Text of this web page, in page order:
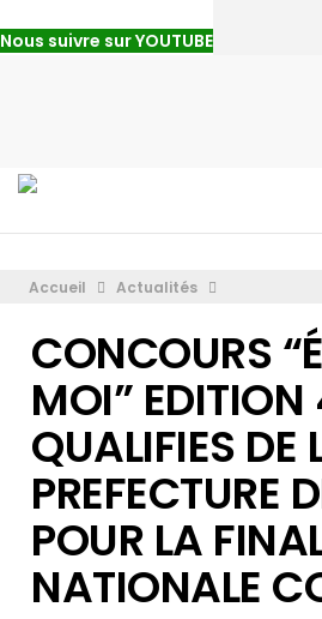
Nous suivre sur YOUTUBE
Accueil Actualités
CONCOURS
MOI” EDITION
QUALIFIES DE
PREFECTURE
POUR LA
NATIONALE